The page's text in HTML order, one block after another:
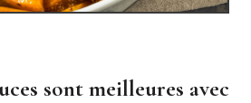
sont meilleures avec